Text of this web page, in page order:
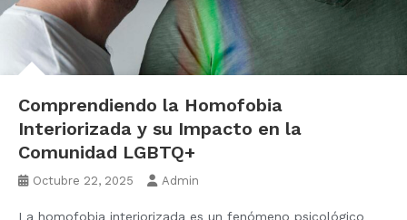
Comprendiendo la Homofobia
Interiorizada y su Impacto en la
Comunidad LGBTQ+
Octubre 22, 2025 Admin
La homofobia interiorizada es un fenómeno psicológico